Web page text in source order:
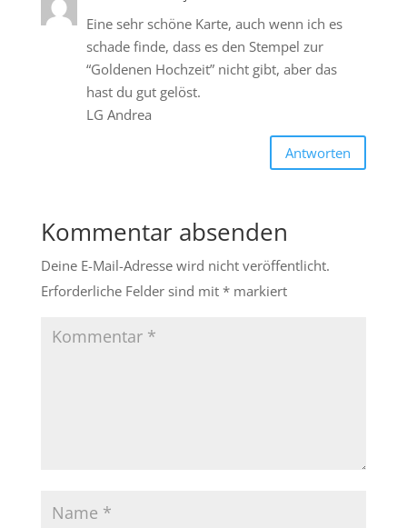
Eine sehr schöne Karte, auch wenn ich es
schade finde, dass es den Stempel zur
“Goldenen Hochzeit” nicht gibt, aber das
hast du gut gelöst.
LG Andrea
Antworten
Kommentar absenden
Deine E-Mail-Adresse wird nicht veröffentlicht.
Erforderliche Felder sind mit *markiert